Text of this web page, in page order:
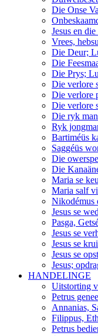
Die Onse
Jesus en
Vrees,
Die Deur;
Die
Die Prys;
Die verlore
Die verlore
Die verlore
Die ryk
Ryk
Bartiméüs
Saggéüs
Die
Die
Maria se
Maria salf
Nikodémus
Jesus se
Pasga,
Jesus se
Jesus se
Jesus se
Jesus;
HANDELINGE
Uitstorting
Petrus
Annanias,
Filippus,
Petrus